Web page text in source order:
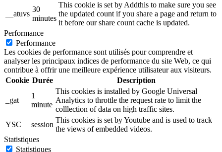
__atuvs
30
minutes
This cookie is set by Addthis to make sure you see
the updated count if you share a page and return to
it before our share count cache is updated.
Performance
Performance
Les cookies de performance sont utilisés pour comprendre et
analyser les principaux indices de performance du site Web, ce qui
contribue à offrir une meilleure expérience utilisateur aux visiteurs.
Cookie Durée Description
_gat
1
minute
This cookies is installed by Google Universal
Analytics to throttle the request rate to limit the
colllection of data on high traffic sites.
YSC
session
This cookies is set by Youtube and is used to track
the views of embedded videos.
Statistiques
Statistiques